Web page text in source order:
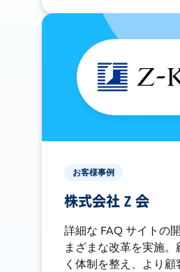
お客様事例
株式会社 Z 会
詳細な FAQ サイトの
まざまな改革を実施
く体制を整え、より顧